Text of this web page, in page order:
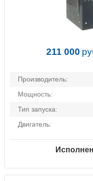
211 000
Производитель:
Мощность:
Тип запуска:
Двигатель: